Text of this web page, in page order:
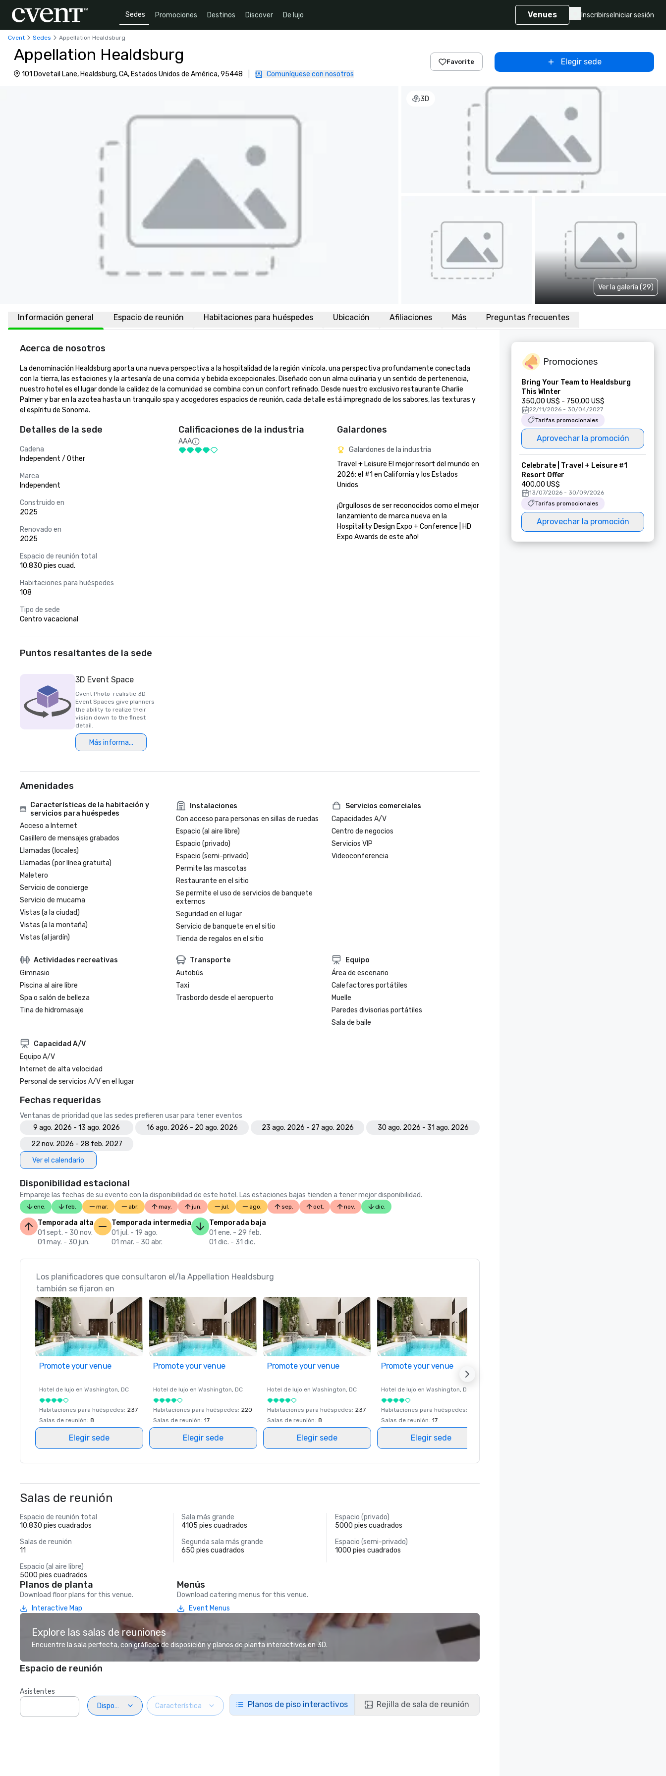
Sedes Promociones Destinos Discover De lujo Venues Inscribirse Iniciar sesión
Cvent Sedes Appellation Healdsburg
Appellation Healdsburg
101 Dovetail Lane, Healdsburg, CA, Estados Unidos de América, 95448 Comuníquese con nosotros
Favorite Elegir sede
3D
Ver la galería (29)
Información general Espacio de reunión Habitaciones para huéspedes Ubicación Afiliaciones Más Preguntas frecuentes
Acerca de nosotros
La denominación Healdsburg aporta una nueva perspectiva a la hospitalidad de la región vinícola, una perspectiva profundamente conectada
con la tierra, las estaciones y la artesanía de una comida y bebida excepcionales. Diseñado con un alma culinaria y un sentido de pertenencia,
nuestro hotel es el lugar donde la calidez de la comunidad se combina con un confort refinado. Desde nuestro exclusivo restaurante Charlie
Palmer y bar en la azotea hasta un tranquilo spa y acogedores espacios de reunión, cada detalle está impregnado de los sabores, las texturas y
el espíritu de Sonoma.
Detalles de la sede
Cadena
Independent / Other
Marca
Independent
Construido en
2025
Renovado en
2025
Espacio de reunión total
10.830 pies cuad.
Habitaciones para huéspedes
108
Tipo de sede
Centro vacacional
Calificaciones de la industria
AAA
Galardones
Galardones de la industria
Travel + Leisure El mejor resort del mundo en
2026: el #1 en California y los Estados
Unidos
¡Orgullosos de ser reconocidos como el mejor
lanzamiento de marca nueva en la
Hospitality Design Expo + Conference | HD
Expo Awards de este año!
Puntos resaltantes de la sede
3D Event Space
Cvent Photo-realistic 3D
Event Spaces give planners
the ability to realize their
vision down to the finest
detail.
Más información
Amenidades
Características de la habitación y
servicios para huéspedes
Acceso a Internet
Casillero de mensajes grabados
Llamadas (locales)
Llamadas (por línea gratuita)
Maletero
Servicio de concierge
Servicio de mucama
Vistas (a la ciudad)
Vistas (a la montaña)
Vistas (al jardín)
Instalaciones
Con acceso para personas en sillas de ruedas
Espacio (al aire libre)
Espacio (privado)
Espacio (semi-privado)
Permite las mascotas
Restaurante en el sitio
Se permite el uso de servicios de banquete
externos
Seguridad en el lugar
Servicio de banquete en el sitio
Tienda de regalos en el sitio
Servicios comerciales
Capacidades A/V
Centro de negocios
Servicios VIP
Videoconferencia
Actividades recreativas
Gimnasio
Piscina al aire libre
Spa o salón de belleza
Tina de hidromasaje
Transporte
Autobús
Taxi
Trasbordo desde el aeropuerto
Equipo
Área de escenario
Calefactores portátiles
Muelle
Paredes divisorias portátiles
Sala de baile
Capacidad A/V
Equipo A/V
Internet de alta velocidad
Personal de servicios A/V en el lugar
Fechas requeridas
Ventanas de prioridad que las sedes prefieren usar para tener eventos
9 ago. 2026 - 13 ago. 2026
16 ago. 2026 - 20 ago. 2026 23 ago. 2026 - 27 ago. 2026
30 ago. 2026 - 31 ago. 2026
22 nov. 2026 - 28 feb. 2027
Ver el calendario
Disponibilidad estacional
Empareje las fechas de su evento con la disponibilidad de este hotel. Las estaciones bajas tienden a tener mejor disponibilidad.
ene. feb. mar. abr. may. jun. jul. ago. sep. oct. nov. dic.
Temporada alta
01 sept. - 30 nov.
01 may. - 30 jun.
Temporada intermedia
01 jul. - 19 ago.
01 mar. - 30 abr.
Temporada baja
01 ene. - 29 feb.
01 dic. - 31 dic.
Los planificadores que consultaron el/la Appellation Healdsburg
también se fijaron en
Promote your venue
Hotel de lujo en Washington, DC
Habitaciones para huéspedes: 237
Salas de reunión: 8
Elegir sede
Promote your venue
Hotel de lujo en Washington, DC
Habitaciones para huéspedes: 220
Salas de reunión: 17
Elegir sede
Promote your venue
Hotel de lujo en Washington, DC
Habitaciones para huéspedes: 237
Salas de reunión: 8
Elegir sede
Promote your venue
Hotel de lujo en Washington, DC
Habitaciones para huéspedes:
Salas de reunión: 17
Elegir sede
Salas de reunión
Espacio de reunión total
10.830 pies cuadrados
Sala más grande
4105 pies cuadrados
Espacio (privado)
5000 pies cuadrados
Salas de reunión
11
Segunda sala más grande
650 pies cuadrados
Espacio (semi-privado)
1000 pies cuadrados
Espacio (al aire libre)
5000 pies cuadrados
Planos de planta
Download floor plans for this venue.
Interactive Map
Menús
Download catering menus for this venue.
Event Menus
Explore las salas de reuniones
Encuentre la sala perfecta, con gráficos de disposición y planos de planta interactivos en 3D.
Espacio de reunión
Asistentes
Disposiciön
Característica Planos de piso interactivos Rejilla de sala de reunión
Promociones
Bring Your Team to Healdsburg
This WInter
350,00 US$ - 750,00 US$
22/11/2026 - 30/04/2027
Tarifas promocionales
Aprovechar la promoción
Celebrate | Travel + Leisure #1
Resort Offer
400,00 US$
13/07/2026 - 30/09/2026
Tarifas promocionales
Aprovechar la promoción